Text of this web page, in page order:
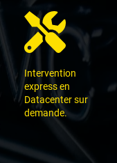
Intervention
express en
Datacenter sur
demande.